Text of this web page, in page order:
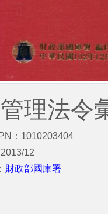
理法令
：1010203404
12
財政部國庫署